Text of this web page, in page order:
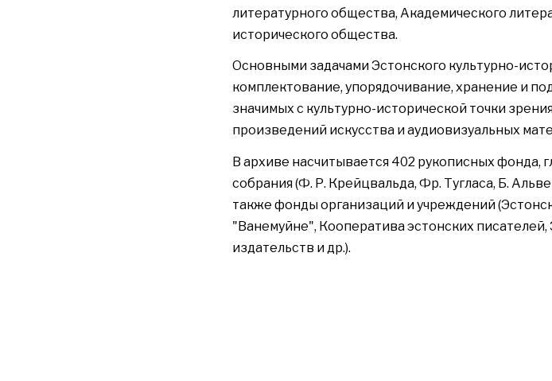
литературного общества, Академического
исторического общества.
Основными задачами Эстонского культурно-
комплектование, упорядочивание, хранение и
значимых с культурно-исторической точки
произведений искусства и аудиовизуальных
В архиве насчитывается 402 рукописных фонда,
собрания (Ф. Р. Крейцвальда, Фр. Тугласа, Б.
также фонды организаций и учреждений
"Ванемуйне", Кооператива эстонских писателей,
издательств и др.).